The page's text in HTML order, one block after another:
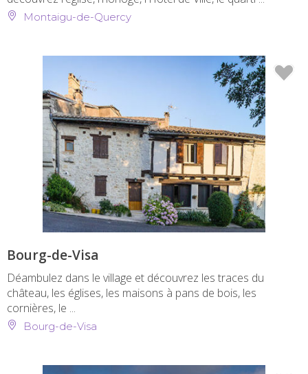
Montaigu-de-Quercy
Bourg-de-Visa
Déambulez dans le village et découvrez les traces du
château, les églises, les maisons à pans de bois, les
cornières, le ...
Bourg-de-Visa